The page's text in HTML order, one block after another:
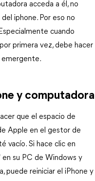
acceda a él, no
iphone. Por eso no
cuando
primera vez, debe hacer
emergente.
y computadora
que el espacio de
Apple en el gestor de
vacío. Si hace clic en
su PC de Windows y
puede reiniciar el iPhone y